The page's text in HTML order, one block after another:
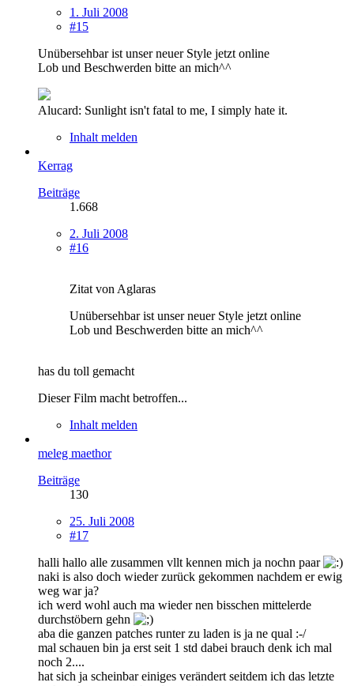
1. Juli 2008
#15
Unübersehbar ist unser neuer Style jetzt online
Lob und Beschwerden bitte an mich^^
Alucard: Sunlight isn't fatal to me, I simply hate it.
Inhalt melden
Kerrag
Beiträge
1.668
2. Juli 2008
#16
Zitat von Aglaras
Unübersehbar ist unser neuer Style jetzt online
Lob und Beschwerden bitte an mich^^
has du toll gemacht
Dieser Film macht betroffen...
Inhalt melden
meleg maethor
Beiträge
130
25. Juli 2008
#17
halli hallo alle zusammen vllt kennen mich ja nochn paar
naki is also doch wieder zurück gekommen nachdem er ewig
weg war ja?
ich werd wohl auch ma wieder nen bisschen mittelerde
durchstöbern gehn
aba die ganzen patches runter zu laden is ja ne qual :-/
mal schauen bin ja erst seit 1 std dabei brauch denk ich mal
noch 2....
hat sich ja scheinbar einiges verändert seitdem ich das letzte